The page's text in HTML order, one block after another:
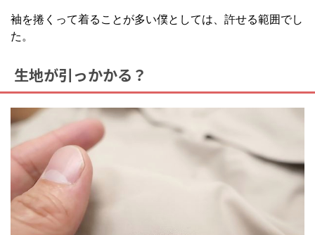
袖を捲くって着ることが多い僕としては、許せる範囲でし
た。
生地が引っかかる？